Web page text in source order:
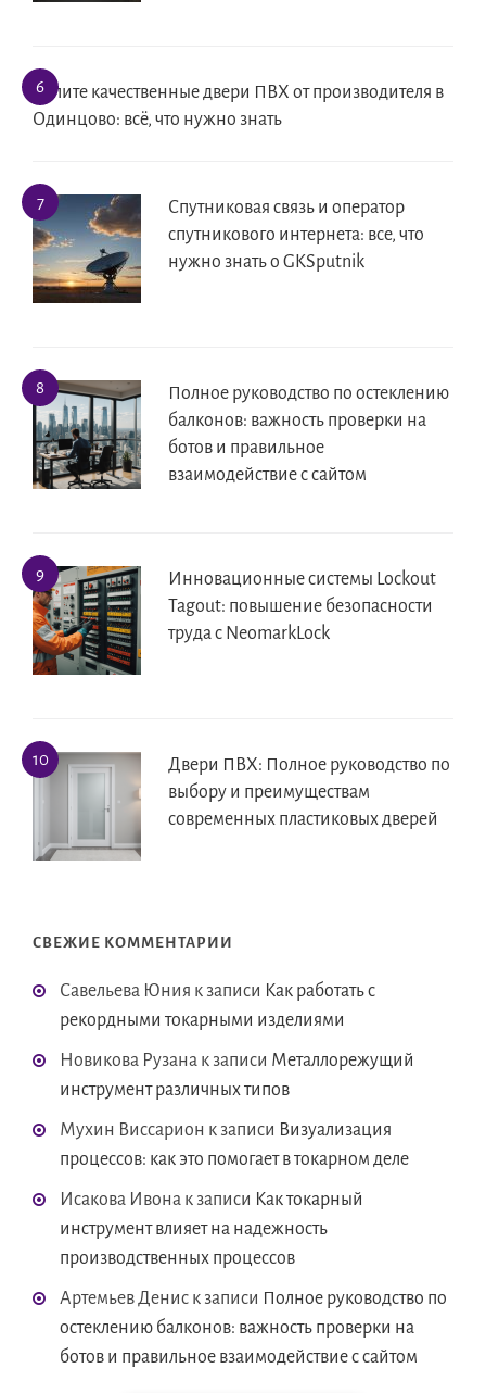
Купите качественные двери ПВХ от производителя в
Одинцово: всё, что нужно знать
Спутниковая связь и оператор
спутникового интернета: все, что
нужно знать о GKSputnik
Полное руководство по остеклению
балконов: важность проверки на
ботов и правильное
взаимодействие с сайтом
Инновационные системы Lockout
Tagout: повышение безопасности
труда с NeomarkLock
Двери ПВХ: Полное руководство по
выбору и преимуществам
современных пластиковых дверей
СВЕЖИЕ КОММЕНТАРИИ
Савельева Юния к записи Как работать с
рекордными токарными изделиями
Новикова Рузана к записи Металлорежущий
инструмент различных типов
Мухин Виссарион к записи Визуализация
процессов: как это помогает в токарном деле
Исакова Ивона к записи Как токарный
инструмент влияет на надежность
производственных процессов
Артемьев Денис к записи Полное руководство по
остеклению балконов: важность проверки на
ботов и правильное взаимодействие с сайтом